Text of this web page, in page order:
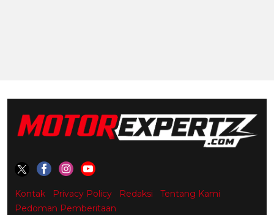
Kontak Privacy Policy Redaksi
Tentang Kami
Pedoman Pemberitaan